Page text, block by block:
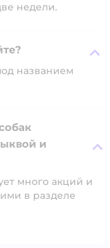
недели.
названием
и
много акций и
в разделе